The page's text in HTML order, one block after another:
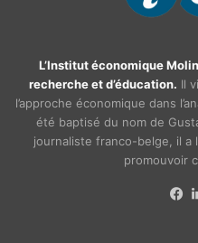
L’Institut économique
recherche et d’éducation. Il
l’approche économique dans
été baptisé du nom de
journaliste franco-belge, il a
promouvoir